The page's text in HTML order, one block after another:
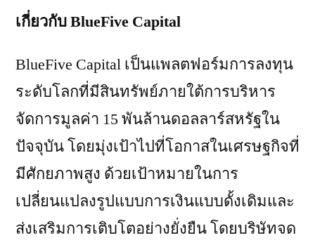
เกี่ยวกับBlueFive Capital
BlueFive Capital เป็นแพลตฟอร์มการลงทุน
ระดับโลกที่มีสินทรัพย์ภายใต้การบริหาร
จัดการมูลค่า 15 พันล้านดอลลาร์สหรัฐใน
ปัจจุบัน โดยมุ่งเป้าไปที่โอกาสในเศรษฐกิจที่
มีศักยภาพสูง ด้วยเป้าหมายในการ
เปลี่ยนแปลงรูปแบบการเงินแบบดั้งเดิมและ
ส่งเสริมการเติบโตอย่างยั่งยืน โดยบริษัทจด